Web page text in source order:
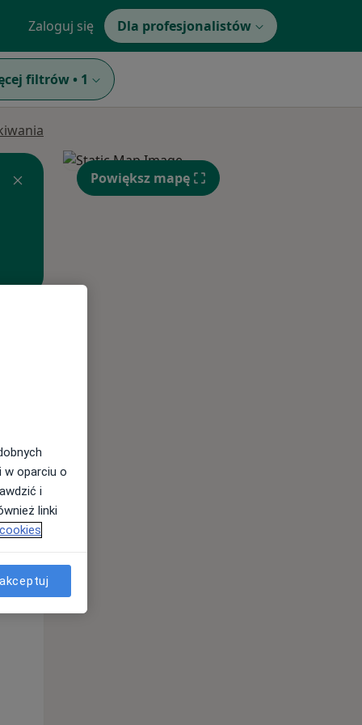
Zaloguj się Dla profesjonalistów
filtrów • 1
11 Sie
Powiększ mapę
w oparciu o
i
linki